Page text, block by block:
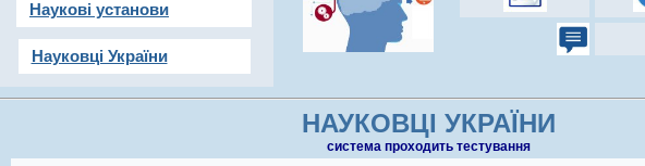
Наукові установи
Науковці України
НАУКОВЦІ УКРАЇНИ
cистема проходить тестування